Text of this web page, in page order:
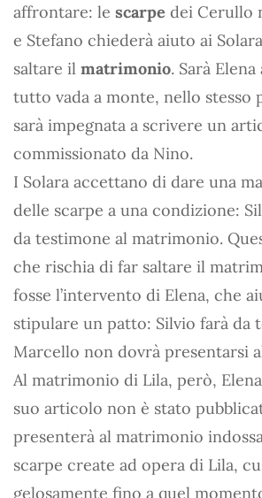
affrontare: le scarpe dei Cerullo
e Stefano chiederà aiuto ai
saltare il matrimonio. Sarà
tutto vada a monte, nello stesso
sarà impegnata a scrivere un
commissionato da Nino.
I Solara accettano di dare una
delle scarpe a una condizione:
da testimone al matrimonio.
che rischia di far saltare il
fosse l’intervento di Elena, che
stipulare un patto: Silvio farà da
Marcello non dovrà presentarsi
Al matrimonio di Lila, però,
suo articolo non è stato
presenterà al matrimonio
scarpe create ad opera di Lila,
gelosamente fino a quel